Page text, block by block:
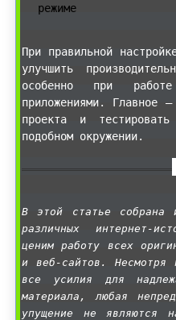
режиме
При правильной
улучшить
особенно при
приложениями. Главное
проекта и
подобном окружении.
В этой статье собрана
различных интернет-
ценим работу всех
и веб-сайтов.
все усилия для
материала, любая
упущение не являются